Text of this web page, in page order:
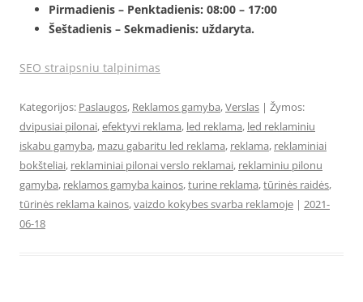
Pirmadienis – Penktadienis: 08:00 – 17:00
Šeštadienis – Sekmadienis: uždaryta.
SEO straipsniu talpinimas
Kategorijos: Paslaugos, Reklamos gamyba,Verslas | Žymos:
dvipusiai pilonai,efektyvi reklama, led reklama, led reklaminiu
iskabu gamyba, mazu gabaritu led reklama, reklama, reklaminiai
bokšteliai, reklaminiai pilonai verslo reklamai, reklaminiu pilonu
gamyba, reklamos gamyba kainos,turine reklama,tūrinės raidės,
tūrinės reklama kainos,vaizdo kokybes svarba reklamoje | 2021-
06-18